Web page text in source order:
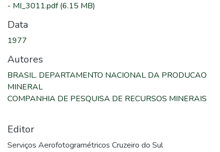
- MI_3011.pdf(6.15 MB)
Data
1977
Autores
BRASIL. DEPARTAMENTO NACIONAL DA PRODUCAO
MINERAL
COMPANHIA DE PESQUISA DE RECURSOS MINERAIS
Editor
Serviços Aerofotogramétricos Cruzeiro do Sul